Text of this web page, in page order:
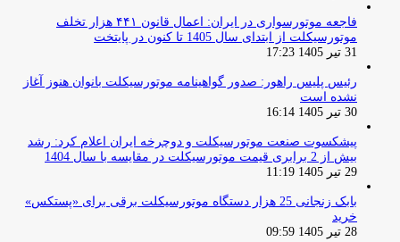
فاجعه موتورسواری در ایران: اعمال قانون ۴۴۱ هزار تخلف
موتورسیکلت از ابتدای سال 1405 تا کنون در پایتخت
31 تیر 1405 17:23
رئیس پلیس راهور: صدور گواهینامه موتورسیکلت بانوان هنوز آغاز
نشده است
30 تیر 1405 16:14
پیشکسوت صنعت موتورسیکلت و دوچرخه ایران اعلام کرد: رشد
بیش از 2 برابری قیمت موتورسیکلت در مقایسه با سال 1404
29 تیر 1405 11:19
بابک زنجانی 25 هزار دستگاه موتورسیکلت برقی برای «پستکس»
خرید
28 تیر 1405 09:59